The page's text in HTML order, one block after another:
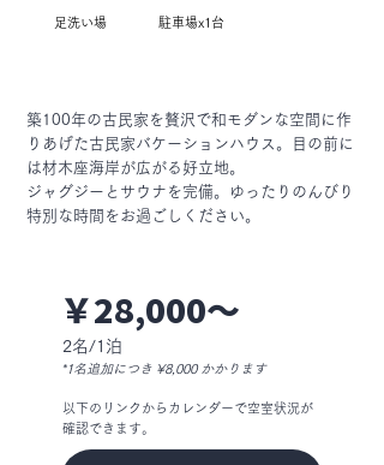
足洗い場 ​駐車場x1台
​築100年の古民家を贅沢で和モダンな空間に作
りあげた古民家バケーションハウス。目の前に
は材木座海岸が広がる好立地。
ジャグジーとサウナを完備。ゆったりのんびり
特別な時間をお過ごしください。
￥28,000〜
2名/1泊
*1名追加につき ¥8,000 かかります
以下のリンクからカレンダーで空室状況が
確認できます。